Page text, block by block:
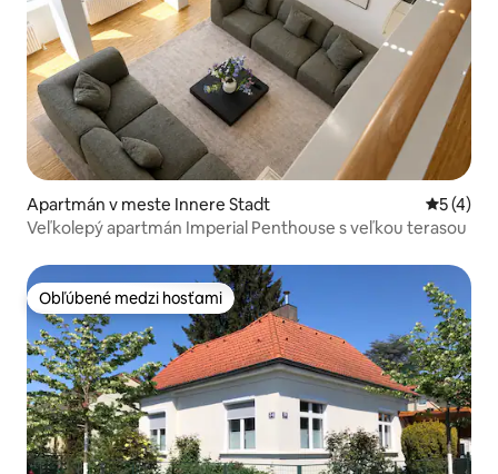
Apartmán v meste Innere Stadt
5 (4)
Veľkolepý apartmán Imperial Penthouse s veľkou terasou
Obľúbené medzi hosťami
Obľúbené medzi hosťami